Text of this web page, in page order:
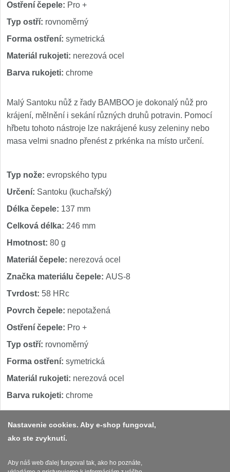
Nože Seburo SUBAJA
Nože Seburo HOKORI
Nože Seburo HOGANI
Nože Tojiro
Nože Tojiro Shippu 2
Nože Samura
Nože Samura MO-V
Nože Samura Bamboo
Ostřiče nožů V-Sharp
Brúsky na nože
Doplnky a diely
Dopredaj 11
Ostření čepele: Pro +
Typ ostří: rovnoměrný
Forma ostření: symetrická
Materiál rukojeti: nerezová ocel
Barva rukojeti: chrome
Malý Santoku nůž z řady BAMBOO je dokonalý nůž pro
krájení, mělnění i sekání různých druhů potravin. Pomocí
hřbetu tohoto nástroje lze nakrájené kusy zeleniny nebo
masa velmi snadno přenést z prkénka na místo určení.
Typ nože: evropského typu
Určení: Santoku (kuchařský)
Délka čepele: 137 mm
Celková délka: 246 mm
Hmotnost: 80 g
Materiál čepele: nerezová ocel
Značka materiálu čepele: AUS-8
Tvrdost: 58 HRc
Povrch čepele: nepotažená
Ostření čepele: Pro +
Typ ostří: rovnoměrný
Forma ostření: symetrická
Materiál rukojeti: nerezová ocel
Barva rukojeti: chrome
Platba a dodávka
Obchodní podmínky
Nastavenie cookies. Aby e-shop fungoval,
ako ste zvyknutí.
Aby náš web ďalej fungoval tak, ako ho poznáte,